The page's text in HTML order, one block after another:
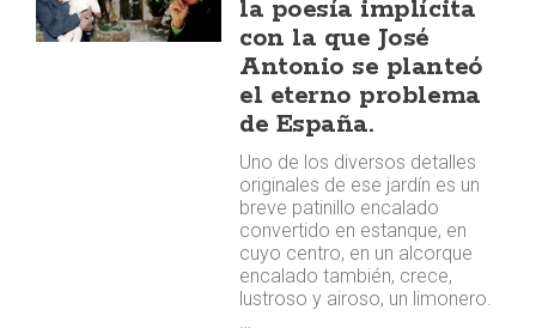
la poesía implícita
con la que José
Antonio se planteó
el eterno problema
de España.
Uno de los diversos detalles
originales de ese jardín es un
breve patinillo encalado
convertido en estanque, en
cuyo centro, en un alcorque
encalado también, crece,
lustroso y airoso, un limonero.
…